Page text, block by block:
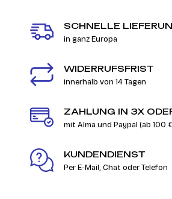
SCHNELLE
in ganz Europa
WIDERRUFSFRIST
innerhalb von 14 Tagen
ZAHLUNG IN 3X
mit Alma und Paypal (ab 100
KUNDENDIENST
Per E-Mail, Chat oder Telefon